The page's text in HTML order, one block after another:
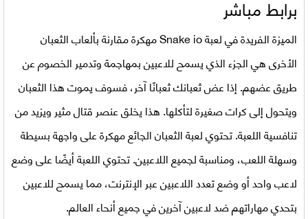
برابط مباشر
الميزة الفريدة فيلعبة Snake io مهكرة
مقارنة بألعاب الثعبان
الأخرى هي الجزء الذي يسمح للاعبين بمهاجمة وتدمير الخصوم عن
طريق عضهم. إذا عض ثعبانك ثعبانًا آخر، فسوف يموت هذا الثعبان
ويتحول إلى كرات صغيرة لتأكلها. هذا يخلق عنصر قتال مثير ويزيد من
تنافسية اللعبة. تحتوي لعبة الثعبان الجائع مهكرة على واجهة بسيطة
وسهلة اللعب، ومناسبة لجميع اللاعبين. تحتوي اللعبة أيضًا على وضع
لاعب واحد أو وضع تعدد اللاعبين عبر الإنترنت، مما يسمح للاعبين
بتحدي مهاراتهم ضد لاعبين آخرين في جميع أنحاء العالم.